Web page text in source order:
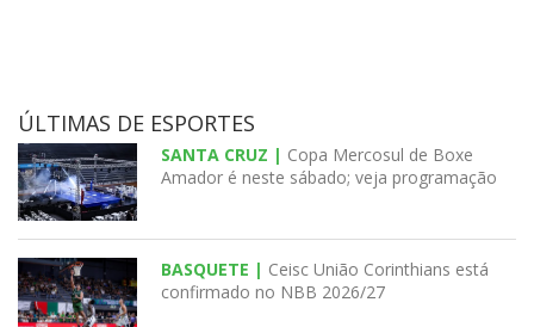
ÚLTIMAS DE ESPORTES
SANTA CRUZ | Copa Mercosul de Boxe
Amador é neste sábado; veja programação
BASQUETE | Ceisc União Corinthians está
confirmado no NBB 2026/27